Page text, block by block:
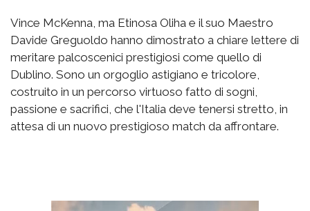
Vince McKenna, ma Etinosa Oliha e il suo Maestro
Davide Greguoldo hanno dimostrato a chiare lettere di
meritare palcoscenici prestigiosi come quello di
Dublino. Sono un orgoglio astigiano e tricolore,
costruito in un percorso virtuoso fatto di sogni,
passione e sacrifici, che l'Italia deve tenersi stretto, in
attesa di un nuovo prestigioso match da affrontare.